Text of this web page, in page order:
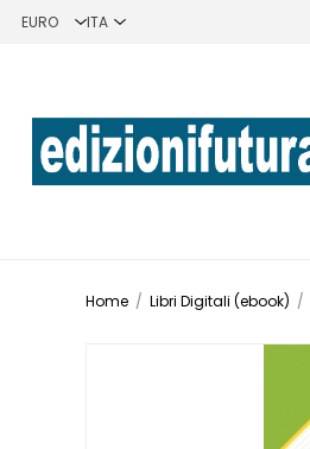
Home / Libri Digitali (ebook) /